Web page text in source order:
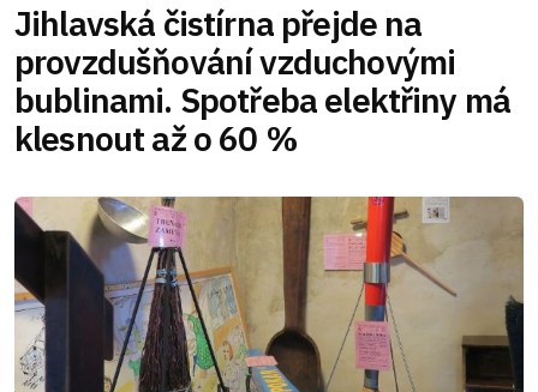
Jihlavská čistírna přejde na
provzdušňování vzduchovými
bublinami. Spotřeba elektřiny má
klesnout až o 60 %